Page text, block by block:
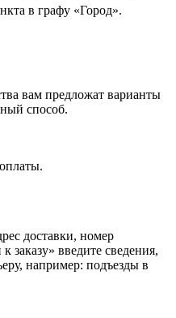
в графу «Город».
вам предложат варианты
способ.
доставки, номер
заказу» введите сведения,
например: подъезды в